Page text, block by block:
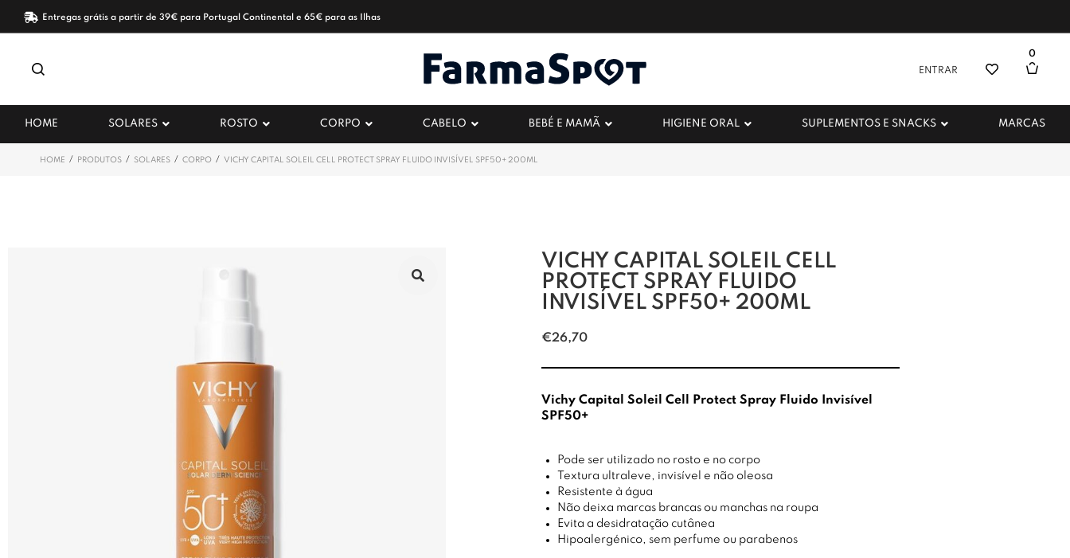
Entregas grátis a partir de 39€ para Portugal Continental e 65€ para as Ilhas
ENTRAR
0
HOME SOLARES ROSTO CORPO CABELO BEBÉ E MAMÃ HIGIENE ORAL SUPLEMENTOS E SNACKS MARCAS
HOME / PRODUTOS / SOLARES / CORPO / VICHY CAPITAL SOLEIL CELL PROTECT SPRAY FLUIDO INVISÍVEL SPF50+ 200ML
VICHY CAPITAL SOLEIL CELL
PROTECT SPRAY FLUIDO
INVISÍVEL SPF50+ 200ML
€26,70
Vichy Capital Soleil Cell Protect Spray Fluido Invisível
SPF50+
Pode ser utilizado no rosto e no corpo
Textura ultraleve, invisível e não oleosa
Resistente à água
Não deixa marcas brancas ou manchas na roupa
Evita a desidratação cutânea
Hipoalergénico, sem perfume ou parabenos